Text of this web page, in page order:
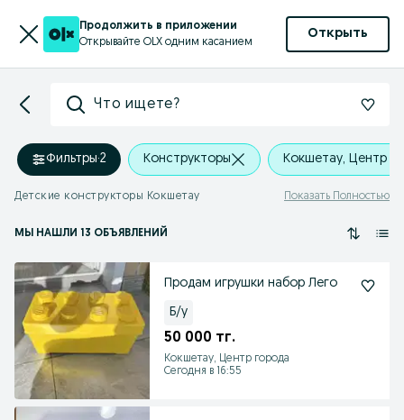
Продолжить в приложении
Открывайте OLX одним касанием
Открыть
Что ищете?
Фильтры·2 Конструкторы Кокшетау, Центр
Детские конструкторы Кокшетау Показать Полностью
МЫ НАШЛИ 13 ОБЪЯВЛЕНИЙ
Продам игрушки набор Лего
Б/у
50 000 тг.
Кокшетау, Центр города
Сегодня в 16:55